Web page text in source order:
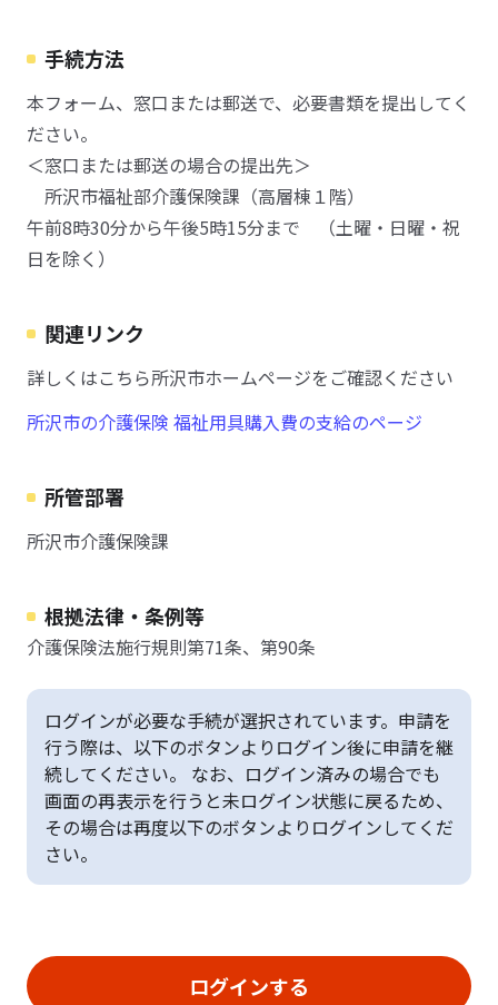
手続方法
本フォーム、窓口または郵送で、必要書類を提出してく
ださい。
＜窓口または郵送の場合の提出先＞
所沢市福祉部介護保険課（高層棟１階）
午前8時30分から午後5時15分まで （土曜・日曜・祝
日を除く）
関連リンク
詳しくはこちら所沢市ホームページをご確認ください
所沢市の介護保険 福祉用具購入費の支給のページ
所管部署
所沢市介護保険課
根拠法律・条例等
介護保険法施行規則第71条、第90条
ログインが必要な手続が選択されています。申請を
行う際は、以下のボタンよりログイン後に申請を継
続してください。 なお、ログイン済みの場合でも
画面の再表示を行うと未ログイン状態に戻るため、
その場合は再度以下のボタンよりログインしてくだ
さい。